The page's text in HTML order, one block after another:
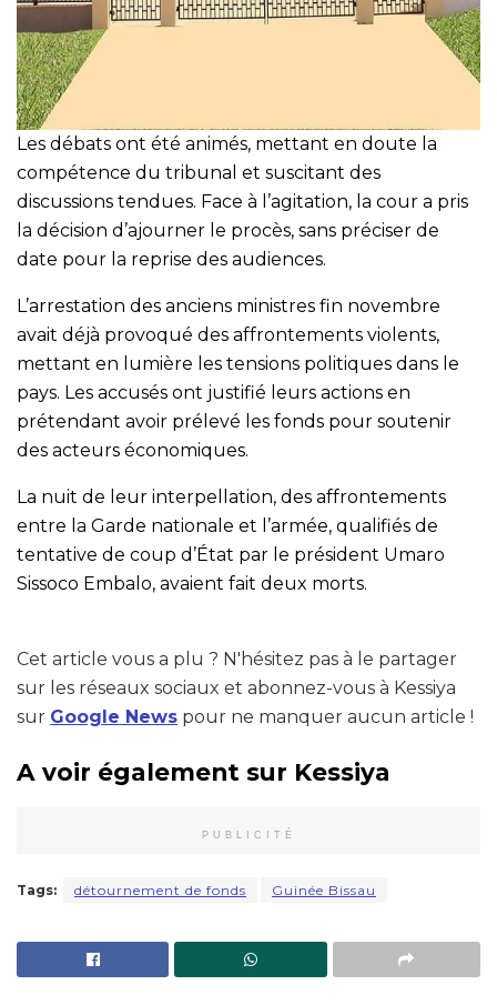
Les débats ont été animés, mettant en doute la
compétence du tribunal et suscitant des
discussions tendues. Face à l’agitation, la cour a pris
la décision d’ajourner le procès, sans préciser de
date pour la reprise des audiences.
L’arrestation des anciens ministres fin novembre
avait déjà provoqué des affrontements violents,
mettant en lumière les tensions politiques dans le
pays. Les accusés ont justifié leurs actions en
prétendant avoir prélevé les fonds pour soutenir
des acteurs économiques.
La nuit de leur interpellation, des affrontements
entre la Garde nationale et l’armée, qualifiés de
tentative de coup d’État par le président Umaro
Sissoco Embalo, avaient fait deux morts.
Cet article vous a plu ? N'hésitez pas à le partager
sur les réseaux sociaux et abonnez-vous à Kessiya
sur Google News pour ne manquer aucun article !
A voir également sur Kessiya
PUBLICITÉ
Tags: détournement de fonds Guinée Bissau